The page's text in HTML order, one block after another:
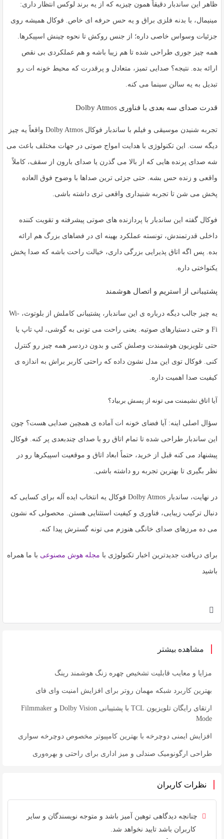
ظاهر این ساندبار دقیقاً همون چیزیه که از یه برند لوکس انتظار داری:
مینیمال، با بدنه فلزی براق و یه حس حرفه ای خاص. فوکال همیشه روی
جزئیات وسواس خاصی داره؛ از جنس روکش تا نحوه چینش اسپیکرها.
همه چیز جوری طراحی شده تا هم زیبا باشه و هم عملکردی بی نقص
ارائه بده. نتیجه؟ صدایی تمیز، متعادل و پرقدرت که محیط خونه ات رو
تبدیل به یه سالن سینما می کنه.
قدرت صدای سه بعدی با فناوری Dolby Atmos
تجربه شنیدن موسیقی و فیلم با ساندبار فوکال Dolby Atmos واقعاً یه چیز
دیگه ست. این تکنولوژی با هدایت امواج صوتی در جهات مختلف باعث می
شه صدای پرنده هایی که از بالا می گذرن یا صدای بارون از سقف، کاملاً
واقعی و زنده حس بشه. حتی جزئی ترین صداها با وضوح فوق العاده
پخش می شن تا تجربه شنیداری واقعی تری داشته باشی.
فوکال گفته این ساندبار با پردازنده های صوتی پیشرفته و تقویت کننده
داخلی قدرتمندش، تونسته عملکرد بهینه ای در فضاهای بزرگ هم ارائه
بده. پس اگه اتاق پذیرایی بزرگی داری، خیالت راحت باشه که صدا پخش
یکنواختی داره.
پشتیبانی از استریم و اتصال هوشمند
یه چیز جالب دیگه درباره ی این ساندبار، پشتیبانی کاملش از بلوتوث، Wi-
Fi و حتی دستیارهای صوتیه. یعنی راحت می تونی به گوشی، لپ تاپ یا
حتی تلویزیون هوشمندت وصلش کنی و بدون دردسر همه چیز رو کنترل
کنی. فوکال توی این مدل نشون داده که راحتی کاربر براش به اندازه ی
کیفیت صدا اهمیت داره.
آیا اتاق نشیمنت می تونه از پسش بربیاد؟
سؤال اصلی اینه: آیا فضای خونه ات آماده ی همچین صدایی هست؟ چون
این ساندبار طراحی شده تا تمام اتاق رو با صدای چندبعدی پر کنه. فوکال
پیشنهاد می کنه قبل از خرید، حتماً ابعاد اتاق و موقعیت اسپیکرها رو در
نظر بگیری تا بهترین تجربه رو داشته باشی.
در نهایت، ساندبار Dolby Atmos فوکال یه انتخاب ایده آله برای کسایی که
دنبال ترکیب زیبایی، فناوری و کیفیت استثنایی هستن. محصولی که نشون
می ده مرزهای صدای خانگی هنوزم می تونه گسترش پیدا کنه.
برای دریافت جدیدترین اخبار تکنولوژی با مجله هوش مصنوعی با ما همراه
باشید
مشاهده بیشتر
مزایا و معایب قابلیت تشخیص چهره زنگ هوشمند رینگ
بهترین کاربرد شبکه مهمان روتر برای افزایش امنیت وای فای
ارتقای رایگان تلویزیون TCL با پشتیبانی Dolby Vision و Filmmaker
Mode
افزایش ایمنی دوچرخه با بهترین کامپیوتر مخصوص دوچرخه سواری
طراحی ارگونومیک صندلی و میز اداری برای راحتی و بهره‌وری
نظرات کاربران
چنانچه دیدگاهی توهین آمیز باشد و متوجه نویسندگان و سایر
کاربران باشد تایید نخواهد شد.